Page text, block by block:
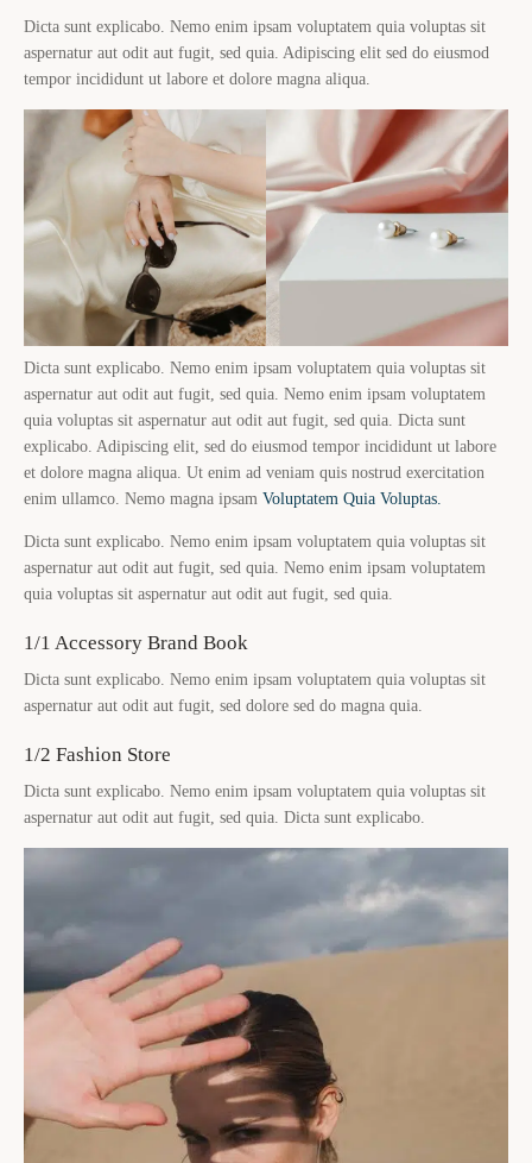
Dicta sunt explicabo. Nemo enim ipsam voluptatem quia voluptas sit
aspernatur aut odit aut fugit, sed quia. Adipiscing elit sed do eiusmod
tempor incididunt ut labore et dolore magna aliqua.
Dicta sunt explicabo. Nemo enim ipsam voluptatem quia voluptas sit
aspernatur aut odit aut fugit, sed quia. Nemo enim ipsam voluptatem
quia voluptas sit aspernatur aut odit aut fugit, sed quia. Dicta sunt
explicabo. Adipiscing elit, sed do eiusmod tempor incididunt ut labore
et dolore magna aliqua. Ut enim ad veniam quis nostrud exercitation
enim ullamco. Nemo magna ipsam Voluptatem Quia Voluptas.
Dicta sunt explicabo. Nemo enim ipsam voluptatem quia voluptas sit
aspernatur aut odit aut fugit, sed quia. Nemo enim ipsam voluptatem
quia voluptas sit aspernatur aut odit aut fugit, sed quia.
1/1 Accessory Brand Book
Dicta sunt explicabo. Nemo enim ipsam voluptatem quia voluptas sit
aspernatur aut odit aut fugit, sed dolore sed do magna quia.
1/2 Fashion Store
Dicta sunt explicabo. Nemo enim ipsam voluptatem quia voluptas sit
aspernatur aut odit aut fugit, sed quia. Dicta sunt explicabo.